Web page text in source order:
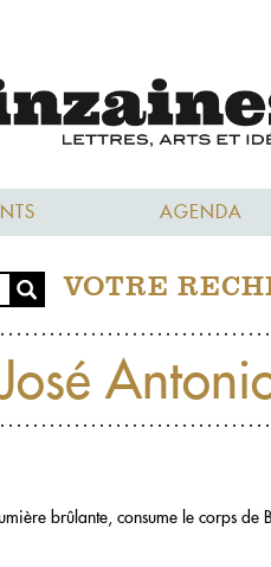
AGENDA
VOTRE
brûlante, consume le corps de